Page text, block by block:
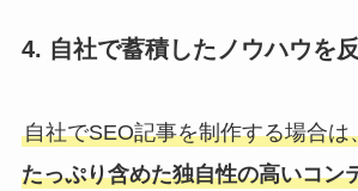
4. 自社で蓄積したノウハウを
自社でSEO記事を制作する場合は
たっぷり含めた独自性の高いコン